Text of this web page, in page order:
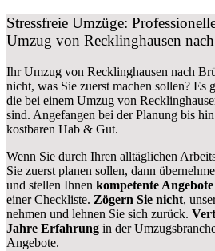
Stressfreie Umzüge:
Umzug von Recklinghausen
Ihr Umzug von Recklinghausen nach
nicht, was Sie zuerst machen sollen? Es
die bei einem Umzug von
sind. Angefangen bei der Planung bis
kostbaren Hab & Gut.
Wenn Sie durch Ihren alltäglichen
Sie zuerst planen sollen, dann
und stellen Ihnen kompetente Angebote
einer Checkliste. Zögern Sie nicht,
nehmen und lehnen Sie sich zurück.
Jahre Erfahrung in der
Angebote.